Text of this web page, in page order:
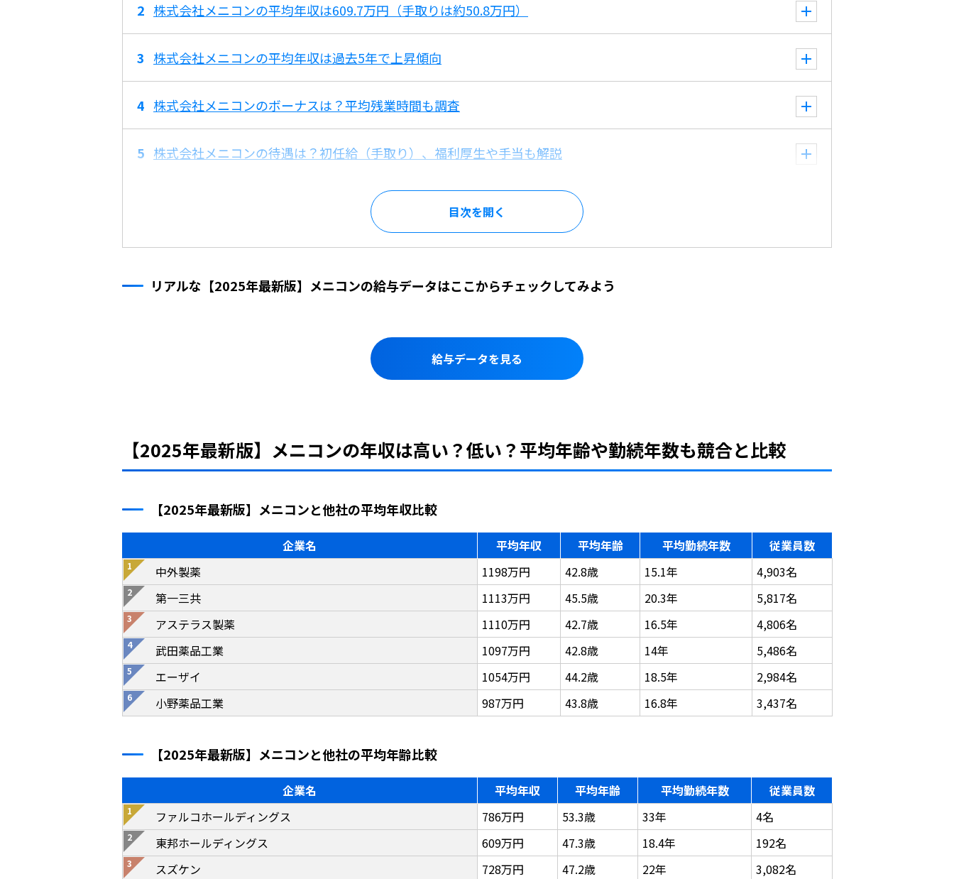
株式会社メニコンの平均年収は609.7万円（手取りは約50.8万円）
株式会社メニコンの平均年収は過去5年で上昇傾向
株式会社メニコンのボーナスは？平均残業時間も調査
株式会社メニコンの待遇は？初任給（手取り）、福利厚生や手当も解説
目次を
リアルな【2025年最新版】メニコンの給与データはここからチェックしてみよう
給与データを見る
【2025年最新版】メニコンの年収は高い？低い？平均年齢や勤続年数も競合と比較
【2025年最新版】メニコンと他社の平均年収比較
企業名 平均年収 平均年齢 平均勤続年数
従業員数
中外製薬
1198万円 42.8歳 15.1年
4,903名
第一三共
1113万円 45.5歳 20.3年
5,817名
アステラス製薬
1110万円 42.7歳 16.5年
4,806名
武田薬品工業
1097万円 42.8歳 14年
5,486名
エーザイ
1054万円 44.2歳 18.5年
2,984名
小野薬品工業
987万円 43.8歳 16.8年 3,437名
【2025年最新版】メニコンと他社の平均年齢比較
企業名 平均年収 平均年齢 平均勤続年数
従業員数
ファルコホールディングス
786万円 53.3歳 33年
4名
東邦ホールディングス
609万円 47.3歳 18.4年
192名
スズケン
728万円 47.2歳 22年
3,082名